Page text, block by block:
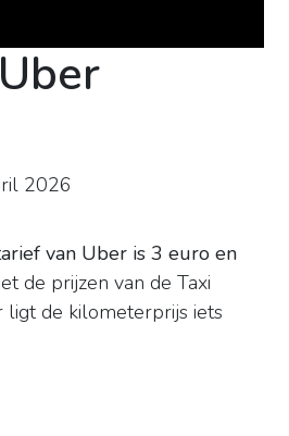
2026
van Uber is 3 euro en
de prijzen van de Taxi
ligt de kilometerprijs iets